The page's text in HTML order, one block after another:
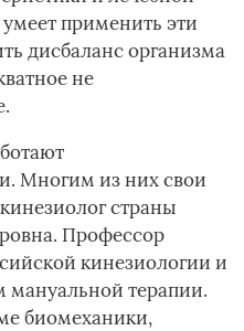
применить эти
дисбаланс организма
не
Многим из них свои
страны
Профессор
кинезиологии и
мануальной терапии.
биомеханики,